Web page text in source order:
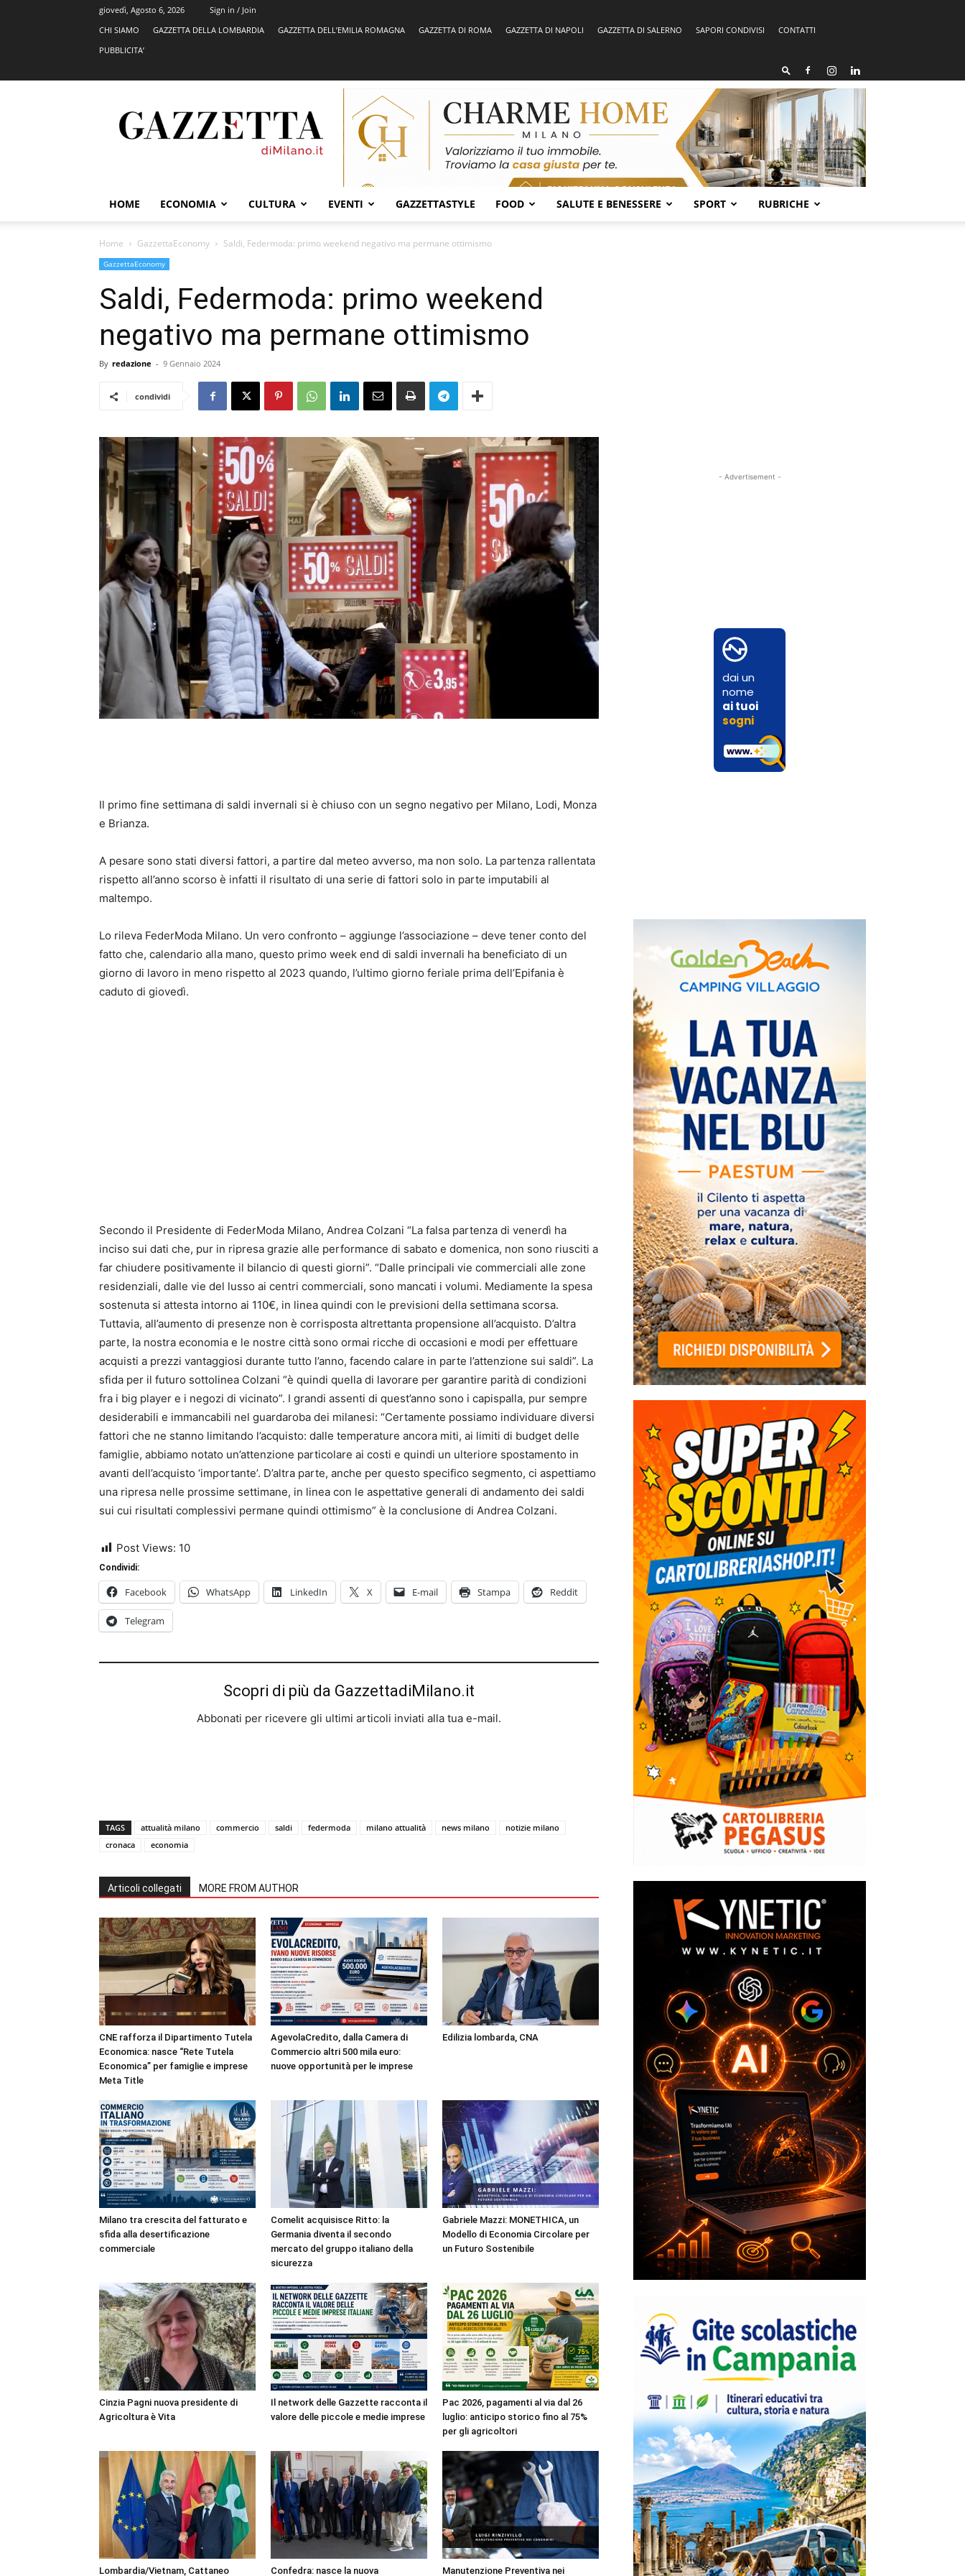
giovedì, Agosto 6, 2026
Sign in / Join
CHI SIAMO
GAZZETTA DELLA LOMBARDIA GAZZETTA DELL’EMILIA ROMAGNA GAZZETTA DI ROMA GAZZETTA DI NAPOLI GAZZETTA DI SALERNO SAPORI CONDIVISI
CONTATTI
PUBBLICITA’
HOME ECONOMIA CULTURA EVENTI GAZZETTASTYLE FOOD SALUTE E BENESSERE SPORT RUBRICHE
Home GazzettaEconomy Saldi, Federmoda: primo weekend negativo ma permane ottimismo
GazzettaEconomy
Saldi, Federmoda: primo weekend
negativo ma permane ottimismo
By redazione - 9 Gennaio 2024
condividi
Il primo fine settimana di saldi invernali si è chiuso con un segno negativo per Milano, Lodi, Monza
e Brianza.
A pesare sono stati diversi fattori, a partire dal meteo avverso, ma non solo. La partenza rallentata
rispetto all’anno scorso è infatti il risultato di una serie di fattori solo in parte imputabili al
maltempo.
Lo rileva FederModa Milano. Un vero confronto – aggiunge l’associazione – deve tener conto del
fatto che, calendario alla mano, questo primo week end di saldi invernali ha beneficiato di un
giorno di lavoro in meno rispetto al 2023 quando, l’ultimo giorno feriale prima dell’Epifania è
caduto di giovedì.
Secondo il Presidente di FederModa Milano, Andrea Colzani “La falsa partenza di venerdì ha
inciso sui dati che, pur in ripresa grazie alle performance di sabato e domenica, non sono riusciti a
far chiudere positivamente il bilancio di questi giorni”. “Dalle principali vie commerciali alle zone
residenziali, dalle vie del lusso ai centri commerciali, sono mancati i volumi. Mediamente la spesa
sostenuta si attesta intorno ai 110€, in linea quindi con le previsioni della settimana scorsa.
Tuttavia, all’aumento di presenze non è corrisposta altrettanta propensione all’acquisto. D’altra
parte, la nostra economia e le nostre città sono ormai ricche di occasioni e modi per effettuare
acquisti a prezzi vantaggiosi durante tutto l’anno, facendo calare in parte l’attenzione sui saldi”. La
sfida per il futuro sottolinea Colzani “è quindi quella di lavorare per garantire parità di condizioni
fra i big player e i negozi di vicinato”. I grandi assenti di quest’anno sono i capispalla, pur sempre
desiderabili e immancabili nel guardaroba dei milanesi: “Certamente possiamo individuare diversi
fattori che ne stanno limitando l’acquisto: dalle temperature ancora miti, ai limiti di budget delle
famiglie, abbiamo notato un’attenzione particolare ai costi e quindi un ulteriore spostamento in
avanti dell’acquisto ‘importante’. D’altra parte, anche per questo specifico segmento, ci aspettiamo
una ripresa nelle prossime settimane, in linea con le aspettative generali di andamento dei saldi
sui cui risultati complessivi permane quindi ottimismo” è la conclusione di Andrea Colzani.
Post Views: 10
Condividi:
Facebook WhatsApp LinkedIn X E-mail Stampa Reddit
Telegram
Scopri di più da GazzettadiMilano.it
Abbonati per ricevere gli ultimi articoli inviati alla tua e-mail.
TAGS attualità milano commercio saldi federmoda milano attualità news milano
notizie milano
cronaca
economia
Articoli collegati MORE FROM AUTHOR
CNE rafforza il Dipartimento Tutela
Economica: nasce “Rete Tutela
Economica” per famiglie e imprese
Meta Title
AgevolaCredito, dalla Camera di
Commercio altri 500 mila euro:
nuove opportunità per le imprese
Edilizia lombarda, CNA
Milano tra crescita del fatturato e
sfida alla desertificazione
commerciale
Comelit acquisisce Ritto: la
Germania diventa il secondo
mercato del gruppo italiano della
sicurezza
Gabriele Mazzi: MONETHICA, un
Modello di Economia Circolare per
un Futuro Sostenibile
Cinzia Pagni nuova presidente di
Agricoltura è Vita
Il network delle Gazzette racconta il
valore delle piccole e medie imprese
Pac 2026, pagamenti al via dal 26
luglio: anticipo storico fino al 75%
per gli agricoltori
Lombardia/Vietnam, Cattaneo Confedra: nasce la nuova Manutenzione Preventiva nei
- Advertisement -